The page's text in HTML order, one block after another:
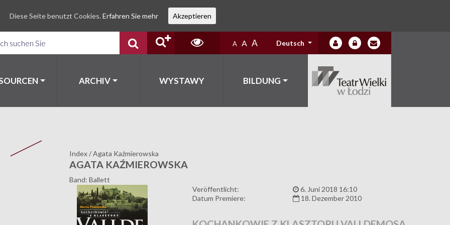
A A A Deutsch
ARCHIV WYSTAWY BILDUNG
Index/Agata Kaźmierowska
AGATA KAŹMIEROWSKA
Band: Ballett
Veröffentlicht:
6. Juni 2018 16:10
Datum Premiere:
18. Dezember 2010
Diese Seite benutzt Cookies. Erfahren Sie mehr Akzeptieren